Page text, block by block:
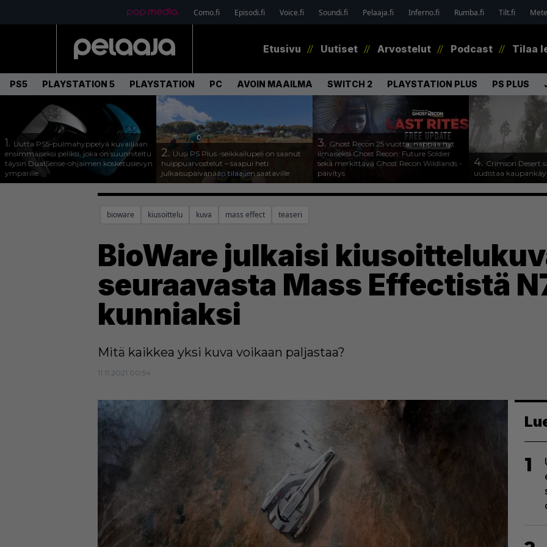
Como.fi Episodi.fi Voice.fi Soundi.fi Pelaaja.fi Inferno.fi Rumba.fi Tilt.fi
Etusivu Uutiset Arvostelut Podcast Tilaa
PS5 PLAYSTATION 5 PLAYSTATION PC AVOIN MAAILMA SWITCH 2 PLAYSTATION PLUS PS PLUS
1. Uutta PS5-pulmahyppelyä kuvaillaan
ensimmäiseksi peliksi, joka on suunniteltu
täysin DualSense-ohjaimen kosketuslevyn
ympärille
2. Uusi PS Plus -seikkailupeli on saanut
huippuarvostelut – saapui heti
julkaisupäivänään tilaajien saataville
3. Ghost Recon 25 vuotta: nappaa nyt
ilmaiseksi Ghost Recon: Future Soldier
sekä merkittävä Ghost Recon Wildlands -
päivitys
4. Crimson Desert
uudistaa
bioware kiusoittelu kuva mass effect teaseri
BioWare julkaisi
seuraavasta Mass Effectistä
kunniaksi
Mitä kaikkea yksi kuva voikaan paljastaa?
11.11.2021 00:54
1